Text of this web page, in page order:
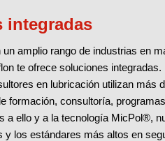
integradas
amplio rango de industrias en
te ofrece soluciones
en lubricación utilizan más
formación, consultoría,
a ello y a la tecnología MicPol®,
y los estándares más altos en